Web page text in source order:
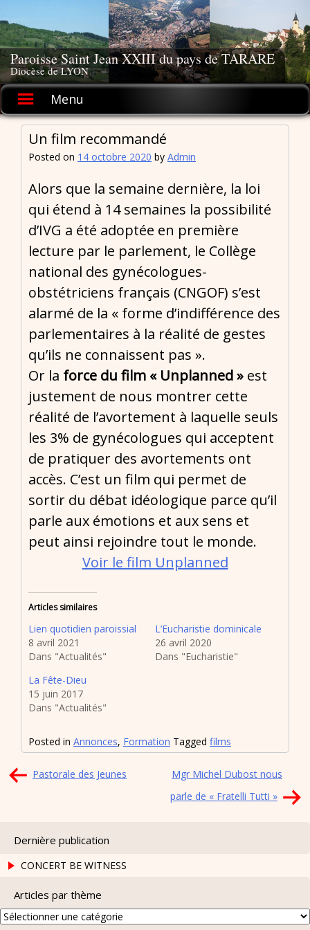
to
content
Paroisse Saint Jean XXIII du pays de TARARE
Diocèse de LYON
Menu
Un film recommandé
Posted on 14 octobre 2020 by Admin
Alors que la semaine dernière, la loi
qui étend à 14 semaines la possibilité
d’IVG a été adoptée en première
lecture par le parlement, le Collège
national des gynécologues-
obstétriciens français (CNGOF) s’est
alarmé de la « forme d’indifférence des
parlementaires à la réalité de gestes
qu’ils ne connaissent pas ».
Or la force du film « Unplanned » est
justement de nous montrer cette
réalité de l’avortement à laquelle seuls
les 3% de gynécologues qui acceptent
de pratiquer des avortements ont
accès. C’est un film qui permet de
sortir du débat idéologique parce qu’il
parle aux émotions et aux sens et
peut ainsi rejoindre tout le monde.
Voir le film Unplanned
Articles similaires
Lien quotidien paroissial
8 avril 2021
Dans "Actualités"
L’Eucharistie dominicale
26 avril 2020
Dans "Eucharistie"
La Fête-Dieu
15 juin 2017
Dans "Actualités"
Posted in Annonces, Formation Tagged films
Navigation
Pastorale des Jeunes
Mgr Michel Dubost nous
parle de « Fratelli Tutti »
Dernière publication
CONCERT BE WITNESS
Articles par thème
Articles